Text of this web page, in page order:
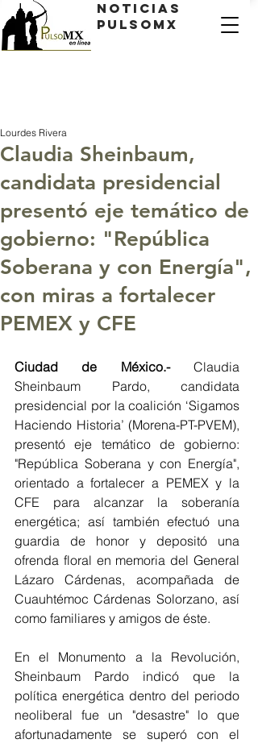
Noticias
PulsoMX
Claudia Sheinbaum,
candidata presidencial
presentó eje temático de
gobierno: "República
Soberana y con Energía",
con miras a fortalecer
PEMEX y CFE
Lourdes Rivera
Ciudad de México.- Claudia
Sheinbaum Pardo, candidata
presidencial por la coalición ‘Sigamos
Haciendo Historia’ (Morena-PT-PVEM),
presentó eje temático de gobierno:
"República Soberana y con Energía",
orientado a fortalecer a PEMEX y la
CFE para alcanzar la soberanía
energética; así también efectuó una
guardia de honor y depositó una
ofrenda floral en memoria del General
Lázaro Cárdenas, acompañada de
Cuauhtémoc Cárdenas Solorzano, así
como familiares y amigos de éste.
En el Monumento a la Revolución,
Sheinbaum Pardo indicó que la
política energética dentro del periodo
neoliberal fue un "desastre" lo que
afortunadamente se superó con el